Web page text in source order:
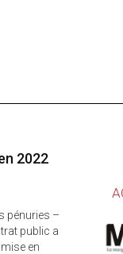
2022
pénuries –
public a
en